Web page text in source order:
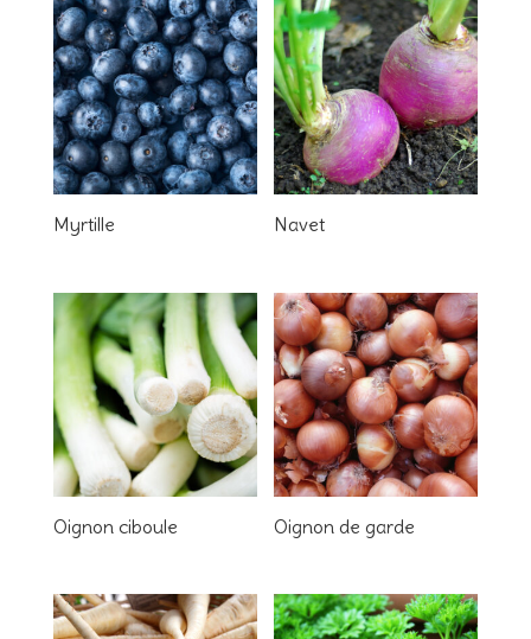
Myrtille Navet
Oignon ciboule Oignon de garde